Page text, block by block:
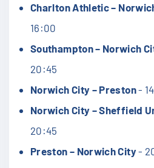
Charlton Athletic –
16:00
Southampton – Norwich
20:45
Norwich City – Preston-
Norwich City – Sheffield
20:45
Preston – Norwich City-